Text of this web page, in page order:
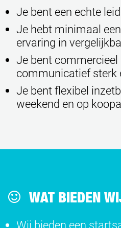
Je bent een echte
Je hebt minimaal
ervaring in
Je bent commercieel
communicatief sterk
Je bent flexibel
weekend en op
WAT BIEDEN
Wij bieden een